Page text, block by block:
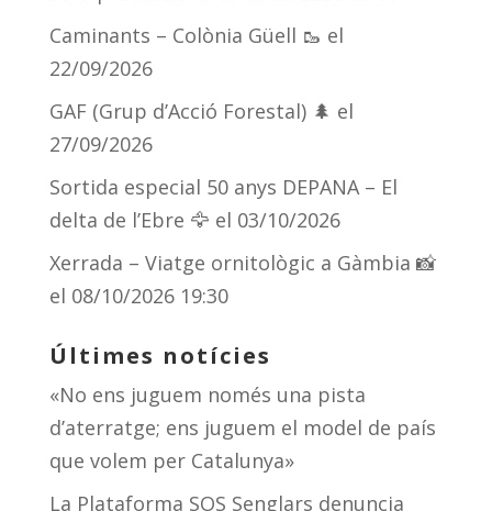
Caminants – Colònia Güell 🥾 el
22/09/2026
GAF (Grup d’Acció Forestal) 🌲 el
27/09/2026
Sortida especial 50 anys DEPANA – El
delta de l’Ebre 🦅 el 03/10/2026
Xerrada – Viatge ornitològic a Gàmbia 📸
el 08/10/2026 19:30
Últimes notícies
«No ens juguem només una pista
d’aterratge; ens juguem el model de país
que volem per Catalunya»
La Plataforma SOS Senglars denuncia